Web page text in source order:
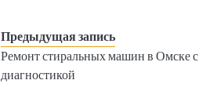
Предыдущая запись
Ремонт стиральных машин в Омске с
диагностикой